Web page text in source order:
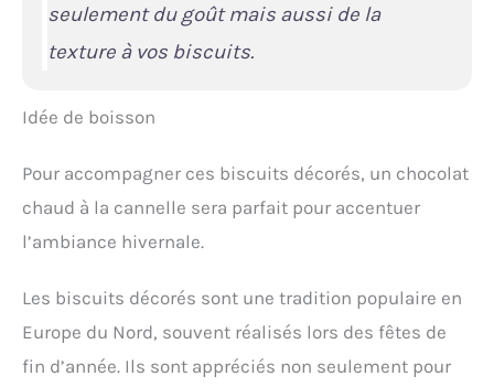
seulement du goût mais aussi de la
texture à vos biscuits.
Idée de boisson
Pour accompagner ces biscuits décorés, un chocolat
chaud à la cannelle sera parfait pour accentuer
l’ambiance hivernale.
Les biscuits décorés sont une tradition populaire en
Europe du Nord, souvent réalisés lors des fêtes de
fin d’année. Ils sont appréciés non seulement pour